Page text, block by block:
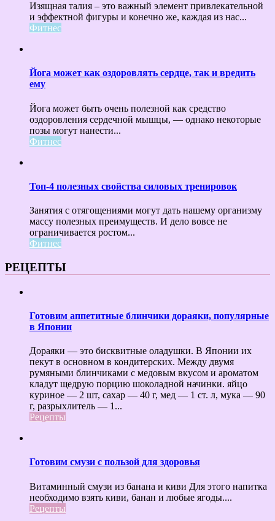
Изящная талия – это важный элемент привлекательной
и эффектной фигуры и конечно же, каждая из нас...
Фитнес
Йога может как оздоровлять сердце, так и вредить
ему
Йога может быть очень полезной как средство
оздоровления сердечной мышцы, — однако некоторые
позы могут нанести...
Фитнес
Топ-4 полезных свойства силовых тренировок
Занятия с отягощениями могут дать нашему организму
массу полезных преимуществ. И дело вовсе не
ограничивается ростом...
Фитнес
РЕЦЕПТЫ
Готовим аппетитные блинчики дораяки, популярные
в Японии
Дораяки — это бисквитные оладушки. В Японии их
пекут в основном в кондитерских. Между двумя
румяными блинчиками с медовым вкусом и ароматом
кладут щедрую порцию шоколадной начинки. яйцо
куриное — 2 шт, сахар — 40 г, мед — 1 ст. л, мука — 90
г, разрыхлитель — 1...
Рецепты
Готовим смузи с пользой для здоровья
Витаминный смузи из банана и киви Для этого напитка
необходимо взять киви, банан и любые ягоды....
Рецепты